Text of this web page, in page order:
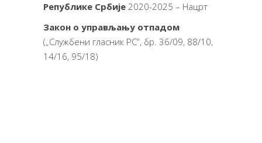
Републике Србије 2020-2025 – Нацрт
Закон о управљању отпадом
(„Службени гласник РС“, бр. 36/09, 88/10,
14/16, 95/18)